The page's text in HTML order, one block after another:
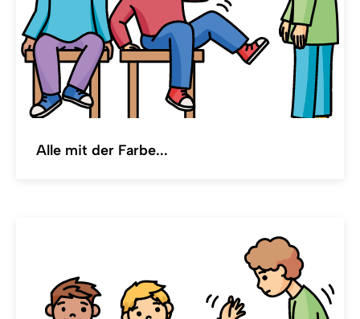
Alle mit der Farbe...